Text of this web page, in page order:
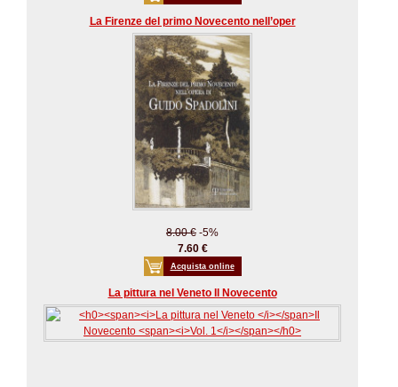
La Firenze del primo Novecento nell’oper
8.00 € -5%
7.60 €
Acquista online
La pittura nel Veneto Il Novecento